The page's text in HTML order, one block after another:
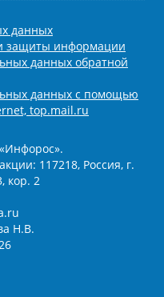
данных
защиты информации
данных обратной
данных с помощью
top.mail.ru
117218, Россия, г.
кор. 2
Н.В.